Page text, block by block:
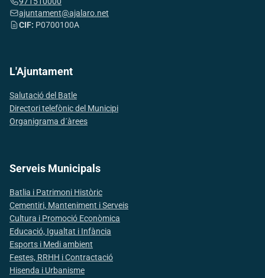
ajuntament@ajalaro.net
CIF: P0700100A
L'Ajuntament
Salutació del Batle
Directori telefònic del Municipi
Organigrama d´àrees
Serveis Municipals
Batlia i Patrimoni Històric
Cementiri, Manteniment i Serveis
Cultura i Promoció Econòmica
Educació, Igualtat i Infància
Esports i Medi ambient
Festes, RRHH i Contractació
Hisenda i Urbanisme